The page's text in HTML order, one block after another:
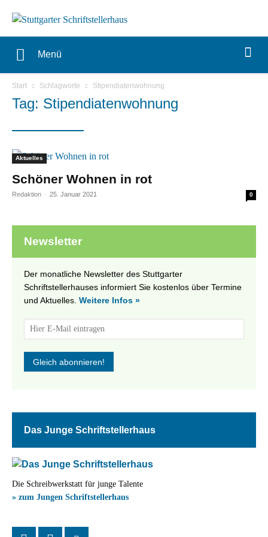
Menü
Start Schlagworte Stipendiatenwohnung
Tag: Stipendiatenwohnung
Aktuelles
Schöner Wohnen in rot
Redaktion - 25. Januar 2021 0
Newsletter
Der monatliche Newsletter des Stuttgarter
Schriftstellerhauses informiert Sie kostenlos über Termine
und Aktuelles. Weitere Infos »
Das Junge Schriftstellerhaus
Die Schreibwerkstatt für junge Talente
» zum Jungen Schriftstellerhaus